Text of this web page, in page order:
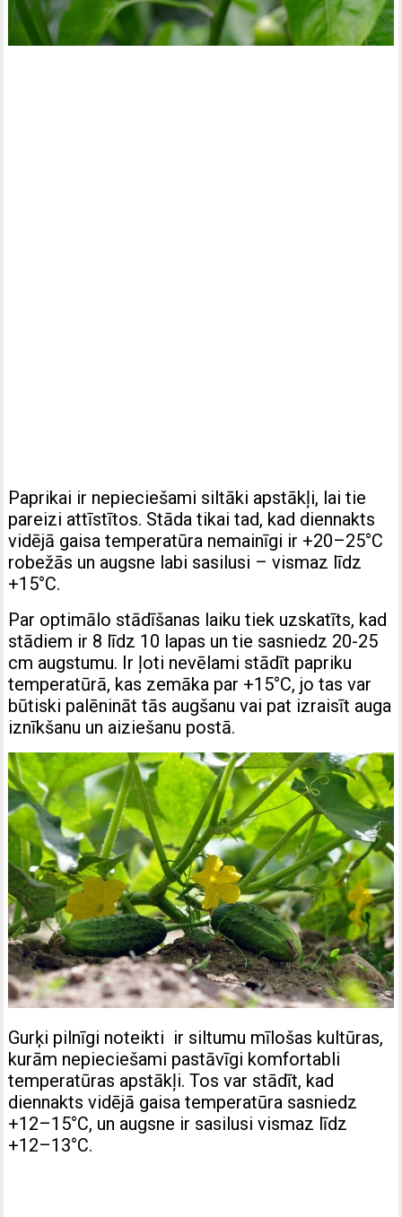
Paprikai ir nepieciešami siltāki apstākļi, lai tie
pareizi attīstītos. Stāda tikai tad, kad diennakts
vidējā gaisa temperatūra nemainīgi ir +20–25°C
robežās un augsne labi sasilusi – vismaz līdz
+15°C.
Par optimālo stādīšanas laiku tiek uzskatīts, kad
stādiem ir 8 līdz 10 lapas un tie sasniedz 20-25
cm augstumu. Ir ļoti nevēlami stādīt papriku
temperatūrā, kas zemāka par +15°C, jo tas var
būtiski palēnināt tās augšanu vai pat izraisīt auga
iznīkšanu un aiziešanu postā.
Gurķi pilnīgi noteikti ir siltumu mīlošas kultūras,
kurām nepieciešami pastāvīgi komfortabli
temperatūras apstākļi. Tos var stādīt, kad
diennakts vidējā gaisa temperatūra sasniedz
+12–15°C, un augsne ir sasilusi vismaz līdz
+12–13°C.